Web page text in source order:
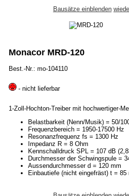
Bausätze einblenden
Monacor MRD-120
Best.-Nr.: mo-104110
- nicht lieferbar
1-Zoll-Hochton-Treiber mit hochwertiger-
Belastbarkeit (Nenn/Musik) = 50/
Frequenzbereich = 1950-17500 Hz
Resonanzfrequenz fs = 1300 Hz
Impedanz R = 8 Ohm
Kennschalldruck SPL = 107 dB
Durchmesser der Schwingspule =
Aussendurchmesser d = 120 mm
Einbautiefe (nicht eingefräst) t = 85